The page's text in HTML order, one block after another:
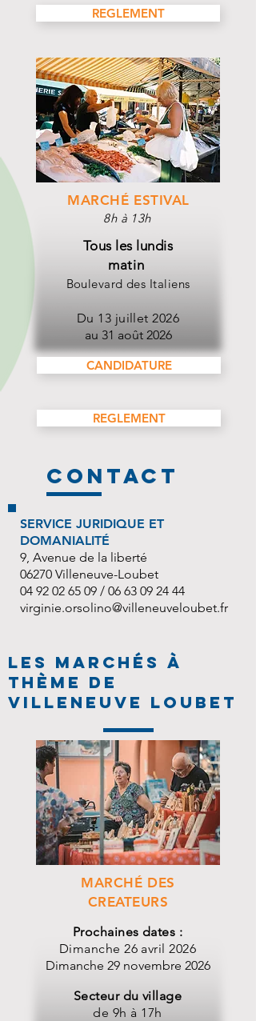
REGLEMENT
MARCHÉ ESTIVAL
8h à 13h
Tous les lundis
matin
Boulevard des Italiens
Du 13 juillet 2026
au 31 août 2026
CANDIDATURE
REGLEMENT
contact
SERVICE JURIDIQUE ET
DOMANIALITÉ
9, Avenue de la liberté
06270 Villeneuve-Loubet
04 92 02 65 09 / 06 63 09 24 44
virginie.orsolino@villeneuveloubet.fr
LES MARCHÉS à
thème DE
VILLENEUVE LOUBET
MARCHÉ DES
CREATEURS
Prochaines dates :​
Dimanche 26 avril 2026
Dimanche 29 novembre 2026
Secteur du village
de 9h à 17h